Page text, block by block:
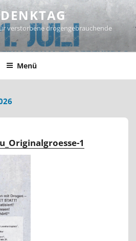
verstorbene drogengebrauchende
Menü
1